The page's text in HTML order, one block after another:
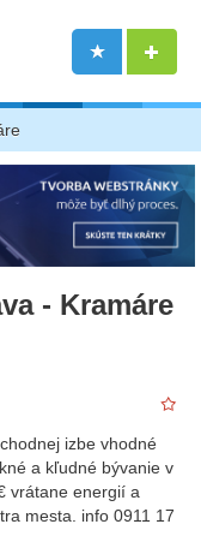
- Kramáre
izbe vhodné
a kľudné bývanie v
vrátane energií a
mesta. info 0911 17